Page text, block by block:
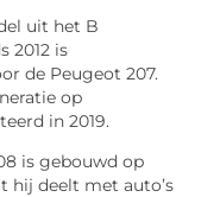
uit het B
2012 is
de Peugeot 207.
op
in 2019.
is gebouwd op
hij deelt met auto’s